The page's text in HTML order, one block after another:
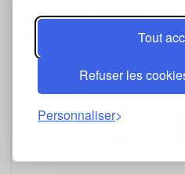
Tout
Refuser les
Personnaliser
1
Les cataplasmes lors